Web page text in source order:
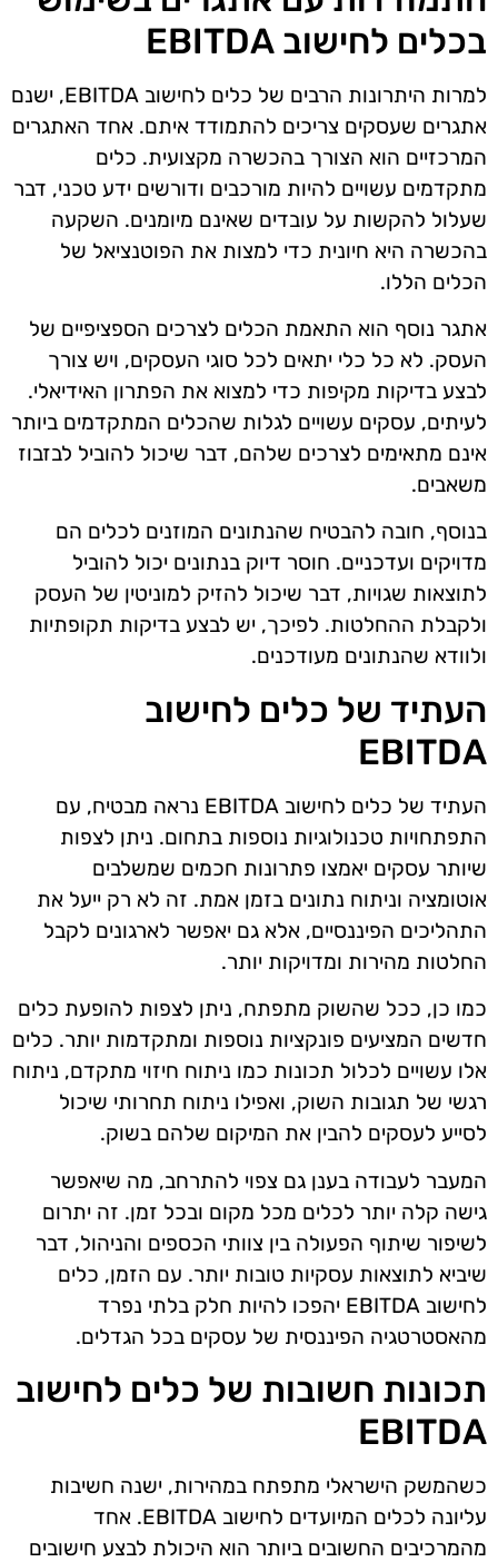
בכלים לחישוב EBITDA
למרות היתרונות הרבים של כלים לחישוב EBITDA, ישנם
אתגרים שעסקים צריכים להתמודד איתם. אחד האתגרים
המרכזיים הוא הצורך בהכשרה מקצועית. כלים
מתקדמים עשויים להיות מורכבים ודורשים ידע טכני, דבר
שעלול להקשות על עובדים שאינם מיומנים. השקעה
בהכשרה היא חיונית כדי למצות את הפוטנציאל של
הכלים הללו.
אתגר נוסף הוא התאמת הכלים לצרכים הספציפיים של
העסק. לא כל כלי יתאים לכל סוגי העסקים, ויש צורך
לבצע בדיקות מקיפות כדי למצוא את הפתרון האידיאלי.
לעיתים, עסקים עשויים לגלות שהכלים המתקדמים ביותר
אינם מתאימים לצרכים שלהם, דבר שיכול להוביל לבזבוז
משאבים.
בנוסף, חובה להבטיח שהנתונים המוזנים לכלים הם
מדויקים ועדכניים. חוסר דיוק בנתונים יכול להוביל
לתוצאות שגויות, דבר שיכול להזיק למוניטין של העסק
ולקבלת ההחלטות. לפיכך, יש לבצע בדיקות תקופתיות
ולוודא שהנתונים מעודכנים.
העתיד של כלים לחישוב
EBITDA
העתיד של כלים לחישוב EBITDA נראה מבטיח, עם
התפתחויות טכנולוגיות נוספות בתחום. ניתן לצפות
שיותר עסקים יאמצו פתרונות חכמים שמשלבים
אוטומציה וניתוח נתונים בזמן אמת. זה לא רק ייעל את
התהליכים הפיננסיים, אלא גם יאפשר לארגונים לקבל
החלטות מהירות ומדויקות יותר.
כמו כן, ככל שהשוק מתפתח, ניתן לצפות להופעת כלים
חדשים המציעים פונקציות נוספות ומתקדמות יותר. כלים
אלו עשויים לכלול תכונות כמו ניתוח חיזוי מתקדם, ניתוח
רגשי של תגובות השוק, ואפילו ניתוח תחרותי שיכול
לסייע לעסקים להבין את המיקום שלהם בשוק.
המעבר לעבודה בענן גם צפוי להתרחב, מה שיאפשר
גישה קלה יותר לכלים מכל מקום ובכל זמן. זה יתרום
לשיפור שיתוף הפעולה בין צוותי הכספים והניהול, דבר
שיביא לתוצאות עסקיות טובות יותר. עם הזמן, כלים
לחישוב EBITDA יהפכו להיות חלק בלתי נפרד
מהאסטרטגיה הפיננסית של עסקים בכל הגדלים.
תכונות חשובות של כלים לחישוב
EBITDA
כשהמשק הישראלי מתפתח במהירות, ישנה חשיבות
עליונה לכלים המיועדים לחישוב EBITDA. אחד
מהמרכיבים החשובים ביותר הוא היכולת לבצע חישובים